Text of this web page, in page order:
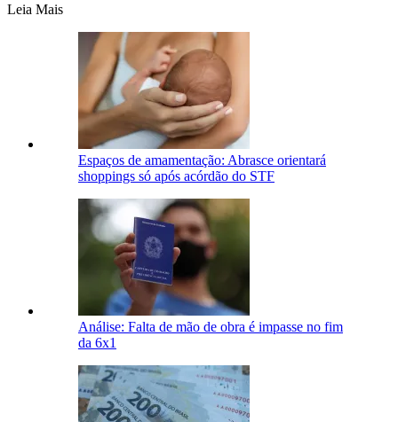
Leia Mais
Espaços de amamentação: Abrasce orientará
shoppings só após acórdão do STF
Análise: Falta de mão de obra é impasse no fim
da 6x1